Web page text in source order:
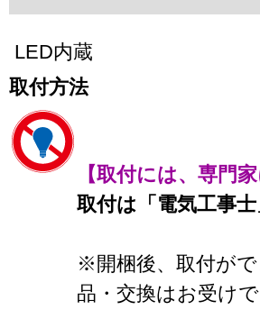
LED内蔵
取付方法
【取付には、専門
取付は「電気工事
※開梱後、取付が
品・交換はお受けで